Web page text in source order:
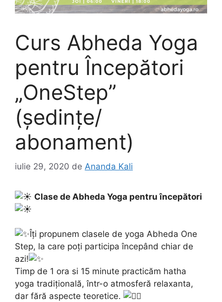
Curs Abheda Yoga
pentru Începători
„OneStep”
(ședințe/
abonament)
iulie 29, 2020 de Ananda Kali
Clase de Abheda Yoga pentru începători
Îți propunem clasele de yoga Abheda One
Step, la care poți participa începând chiar de
azi!
Timp de 1 ora si 15 minute practicăm hatha
yoga tradițională, într-o atmosferă relaxanta,
dar fără aspecte teoretice.